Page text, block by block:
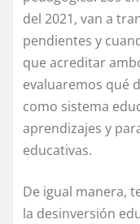
del 2021, van a
pendientes y
que acreditar
evaluaremos qué
como sistema
aprendizajes y
educativas.
De igual manera,
la desinversión